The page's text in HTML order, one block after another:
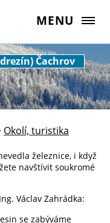
MENU
Čachrov
Okolí, turistika
železnice, i když
navštívit soukromé
Václav Zahrádka:
se zabýváme